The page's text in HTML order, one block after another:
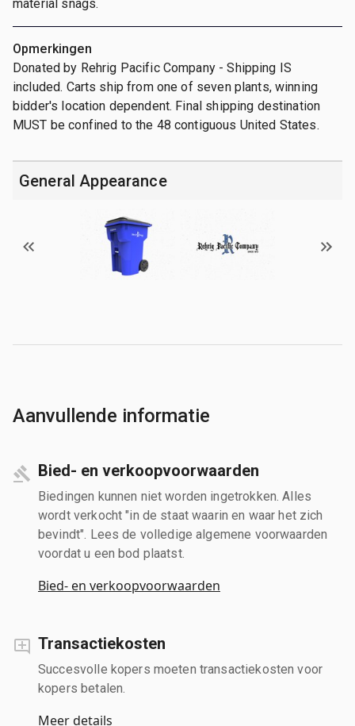
material snags.
Opmerkingen
Donated by Rehrig Pacific Company - Shipping IS
included. Carts ship from one of seven plants, winning
bidder's location dependent. Final shipping destination
MUST be confined to the 48 contiguous United States.
General Appearance
Aanvullende informatie
Bied- en verkoopvoorwaarden
Biedingen kunnen niet worden ingetrokken. Alles
wordt verkocht "in de staat waarin en waar het zich
bevindt". Lees de volledige algemene voorwaarden
voordat u een bod plaatst.
Bied- en verkoopvoorwaarden
Transactiekosten
Succesvolle kopers moeten transactiekosten voor
kopers betalen.
Meer details